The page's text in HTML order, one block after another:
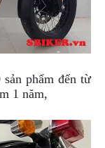
phẩm đến từ
1 năm,